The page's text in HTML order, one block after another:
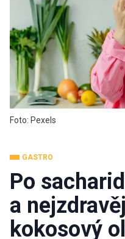
Foto: Pexels
GASTRO
Po
a
kokosový